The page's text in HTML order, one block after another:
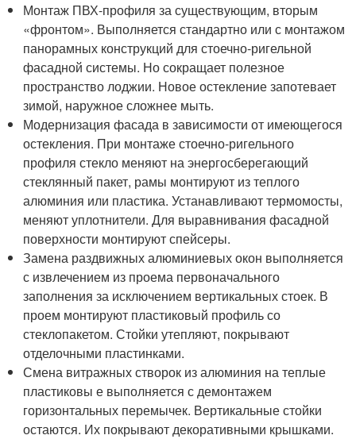
Монтаж ПВХ-профиля за существующим, вторым
«фронтом». Выполняется стандартно или с монтажом
панорамных конструкций для стоечно-ригельной
фасадной системы. Но сокращает полезное
пространство лоджии. Новое остекление запотевает
зимой, наружное сложнее мыть.
Модернизация фасада в зависимости от имеющегося
остекления. При монтаже стоечно-ригельного
профиля стекло меняют на энергосберегающий
стеклянный пакет, рамы монтируют из теплого
алюминия или пластика. Устанавливают термомосты,
меняют уплотнители. Для выравнивания фасадной
поверхности монтируют спейсеры.
Замена раздвижных алюминиевых окон выполняется
с извлечением из проема первоначального
заполнения за исключением вертикальных стоек. В
проем монтируют пластиковый профиль со
стеклопакетом. Стойки утепляют, покрывают
отделочными пластинками.
Смена витражных створок из алюминия на теплые
пластиковы е выполняется с демонтажем
горизонтальных перемычек. Вертикальные стойки
остаются. Их покрывают декоративными крышками.